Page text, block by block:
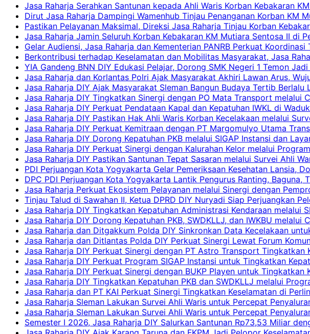
Jasa Raharja Serahkan Santunan kepada Ahli Waris Korban Kebakaran
Dirut Jasa Raharja Dampingi Wamenhub Tinjau Penanganan Korban KM
Pastikan Pelayanan Maksimal, Direksi Jasa Raharja Tinjau Korban
Jasa Raharja Jamin Seluruh Korban Kebakaran KM Mutiara Sentosa II di
Gelar Audiensi, Jasa Raharja dan Kementerian PANRB Perkuat
Berkontribusi terhadap Keselamatan dan Mobilitas Masyarakat, Jasa
YIA Gandeng BNN DIY Edukasi Pelajar, Dorong SMK Negeri 1 Temon
Jasa Raharja dan Korlantas Polri Ajak Masyarakat Akhiri Lawan Arus,
Jasa Raharja DIY Ajak Masyarakat Sleman Bangun Budaya Tertib Berlalu
Jasa Raharja DIY Tingkatkan Sinergi dengan PO Mata Transport melalui
Jasa Raharja DIY Perkuat Pendataan Kapal dan Kepatuhan IWKL di
Jasa Raharja DIY Pastikan Hak Ahli Waris Korban Kecelakaan melalui
Jasa Raharja DIY Perkuat Kemitraan dengan PT Margomulyo Utama
Jasa Raharja DIY Dorong Kepatuhan PKB melalui SIGAP Instansi dan
Jasa Raharja DIY Perkuat Sinergi dengan Kalurahan Kelor melalui
Jasa Raharja DIY Pastikan Santunan Tepat Sasaran melalui Survei Ahli
PDI Perjuangan Kota Yogyakarta Gelar Pemeriksaan Kesehatan Lansia,
DPC PDI Perjuangan Kota Yogyakarta Lantik Pengurus Ranting, Baguna,
Jasa Raharja Perkuat Ekosistem Pelayanan melalui Sinergi dengan
Tinjau Talud di Sawahan II, Ketua DPRD DIY Nuryadi Siap Perjuangkan
Jasa Raharja DIY Tingkatkan Kepatuhan Administrasi Kendaraan melalui
Jasa Raharja DIY Dorong Kepatuhan PKB, SWDKLLJ, dan IWKBU melalui
Jasa Raharja dan Ditgakkum Polda DIY Sinkronkan Data Kecelakaan
Jasa Raharja dan Ditlantas Polda DIY Perkuat Sinergi Lewat Forum
Jasa Raharja DIY Perkuat Sinergi dengan PT Astro Transport Tingkatkan
Jasa Raharja DIY Perkuat Program SIGAP Instansi untuk Tingkatkan
Jasa Raharja DIY Perkuat Sinergi dengan BUKP Playen untuk Tingkatkan
Jasa Raharja DIY Tingkatkan Kepatuhan PKB dan SWDKLLJ melalui
Jasa Raharja dan PT KAI Perkuat Sinergi Tingkatkan Keselamatan di
Jasa Raharja Sleman Lakukan Survei Ahli Waris untuk Percepat
Jasa Raharja Sleman Lakukan Survei Ahli Waris untuk Percepat
Semester I 2026, Jasa Raharja DIY Salurkan Santunan Rp73,53 Miliar